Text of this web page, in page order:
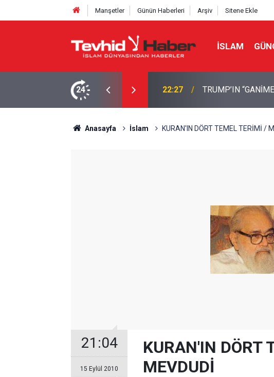
Manşetler Günün Haberleri Arşiv Sitene Ekle
İSLAM
24
TAHRAN’DAN SERT YANIT 22:13 İbrahimî Bir Seda:
Anasayfa İslam KURAN'IN DÖRT TEMEL TERİMİ /
21:04
15 Eylül 2010
KURAN'IN DÖRT
MEVDUDİ